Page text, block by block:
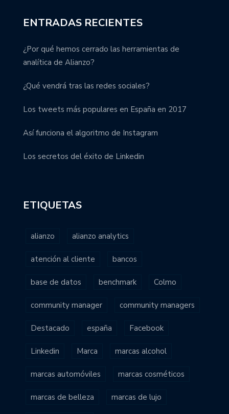
ENTRADAS RECIENTES
¿Por qué hemos cerrado las herramientas de
analítica de Alianzo?
¿Qué vendrá tras las redes sociales?
Los tweets más populares en España en 2017
Así funciona el algoritmo de Instagram
Los secretos del éxito de Linkedin
ETIQUETAS
alianzo alianzo analytics
atención al cliente bancos
base de datos benchmark Colmo
community manager community managers
Destacado españa Facebook
Linkedin Marca marcas alcohol
marcas automóviles marcas cosméticos
marcas de belleza marcas de lujo